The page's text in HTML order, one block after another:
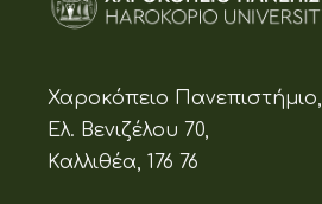
Χαροκόπειο Πανεπιστήμιο,
Ελ. Βενιζέλου 70,
Καλλιθέα, 176 76